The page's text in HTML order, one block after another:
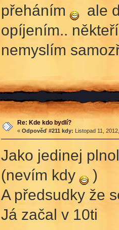
přeháním
ale
opíjením..
nemyslím
Re: Kde kdo bydlí?
« Odpověď #211 kdy: Listopad 11,
Jako jedinej
(nevím kdy
)
A předsudky že
Já začal v 10ti